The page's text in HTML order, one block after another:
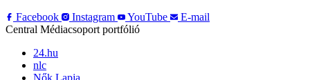
Facebook
Instagram YouTube
E-mail
Central Médiacsoport portfólió
24.hu
nlc
Nők Lapja